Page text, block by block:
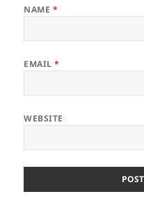
NAME *
EMAIL*
WEBSITE